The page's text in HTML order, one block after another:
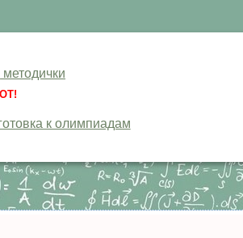
к олимпиадам